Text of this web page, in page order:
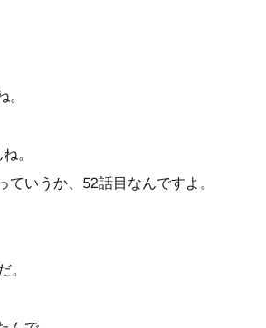
。
いうか、52話目なんですよ。
。